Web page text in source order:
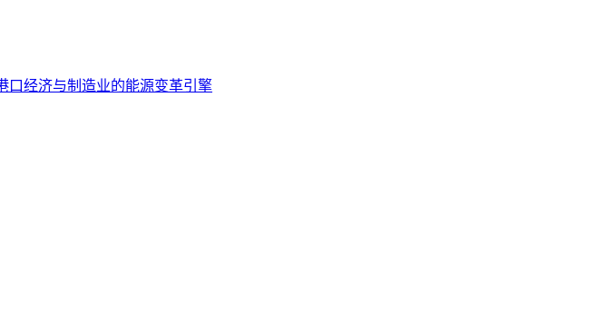
口经济与制造业的能源变革引擎